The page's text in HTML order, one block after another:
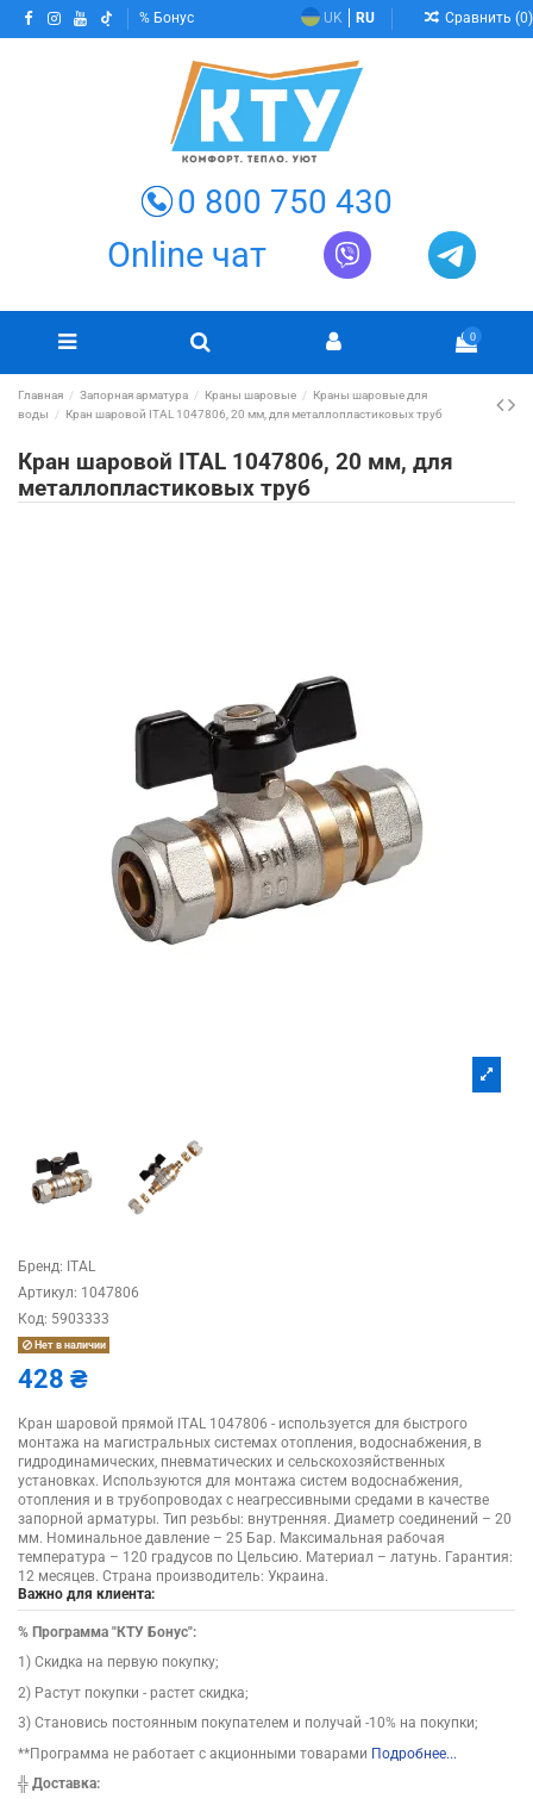
Бонус UK RU Сравнить (0)
0 800 750 430
Online чат
0
Главная Запорная арматура Краны шаровые
Краны шаровые для
воды
Кран шаровой ITAL 1047806, 20 мм, для металлопластиковых труб
Кран шаровой ITAL 1047806, 20 мм, для
металлопластиковых труб
Бренд: ITAL
Артикул: 1047806
Код: 5903333
Нет в наличии
428 ₴
Кран шаровой прямой ITAL 1047806 - используется для быстрого
монтажа на магистральных системах отопления, водоснабжения, в
гидродинамических, пневматических и сельскохозяйственных
установках. Используются для монтажа систем водоснабжения,
отопления и в трубопроводах с неагрессивными средами в качестве
запорной арматуры. Тип резьбы: внутренняя. Диаметр соединений – 20
мм. Номинальное давление – 25 Бар. Максимальная рабочая
температура – 120 градусов по Цельсию. Материал – латунь. Гарантия:
12 месяцев. Страна производитель: Украина.
Важно для клиента:
% Программа "КТУ Бонус":
1) Скидка на первую покупку;
2) Растут покупки - растет скидка;
3) Становись постоянным покупателем и получай -10% на покупки;
**Программа не работает с акционными товарами Подробнее...
╬ Доставка: